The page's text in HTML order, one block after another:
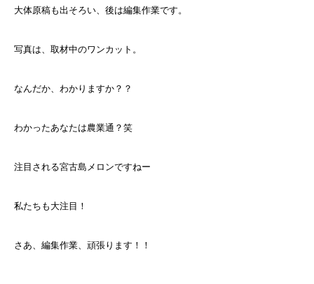
大体原稿も出そろい、後は編集作業です。
写真は、取材中のワンカット。
なんだか、わかりますか？？
わかったあなたは農業通？笑
注目される宮古島メロンですねー
私たちも大注目！
さあ、編集作業、頑張ります！！